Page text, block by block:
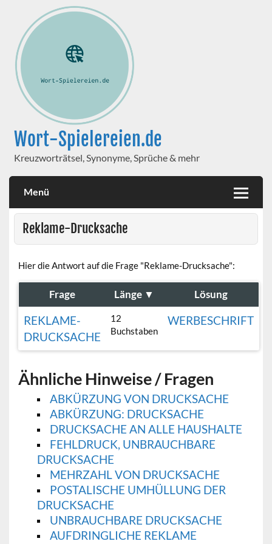
Wort-Spielereien.de
Kreuzworträtsel, Synonyme, Sprüche & mehr
Menü
Reklame-Drucksache
Hier die Antwort auf die Frage "Reklame-Drucksache":
Frage Länge ▼ Lösung
REKLAME-
DRUCKSACHE
12
Buchstaben
WERBESCHRIFT
Ähnliche Hinweise / Fragen
ABKÜRZUNG VON DRUCKSACHE
ABKÜRZUNG: DRUCKSACHE
DRUCKSACHE AN ALLE HAUSHALTE
FEHLDRUCK, UNBRAUCHBARE
DRUCKSACHE
MEHRZAHL VON DRUCKSACHE
POSTALISCHE UMHÜLLUNG DER
DRUCKSACHE
UNBRAUCHBARE DRUCKSACHE
AUFDRINGLICHE REKLAME